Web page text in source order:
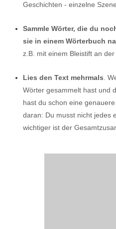
Geschichten - einzelne
Sammle Wörter, die du
sie in einem Wörterbuch
z.B. mit einem Bleistift an
Lies den Text mehrmals.
Wörter gesammelt hast und
hast du schon eine
daran: Du musst nicht jedes
wichtiger ist der